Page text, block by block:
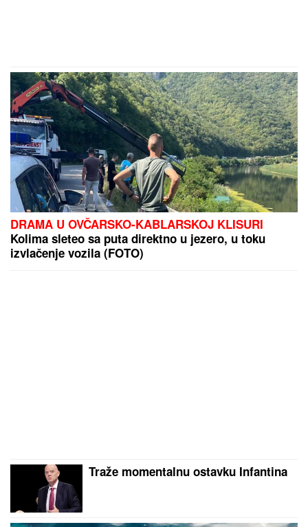
DRAMA U OVČARSKO-KABLARSKOJ KLISURI
Kolima sleteo sa puta direktno u jezero, u toku
izvlačenje vozila (FOTO)
Traže momentalnu ostavku Infantina